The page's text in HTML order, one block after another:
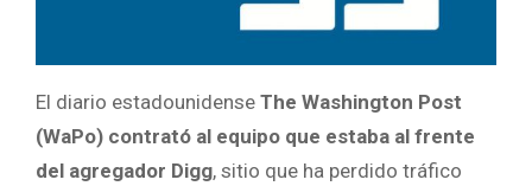
El diario estadounidense The Washington Post
(WaPo) contrató al equipo que estaba al frente
del agregador Digg, sitio que ha perdido tráfico